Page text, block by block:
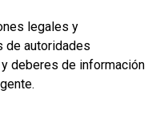
legales y
de autoridades
deberes de información